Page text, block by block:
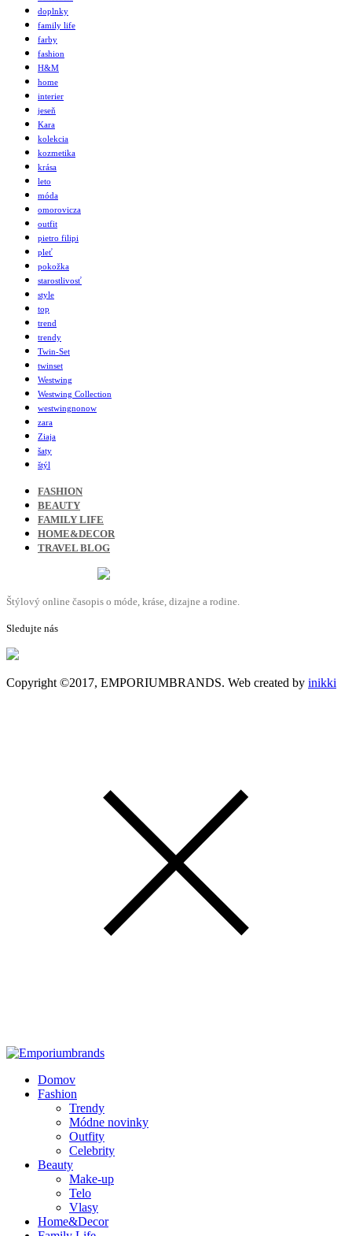
doplnky
family life
farby
fashion
H&M
home
interier
jeseň
Kara
kolekcia
kozmetika
krása
leto
móda
omorovicza
outfit
pietro filipi
pleť
pokožka
starostlivosť
style
top
trend
trendy
Twin-Set
twinset
Westwing
Westwing Collection
westwingnonow
zara
Ziaja
šaty
štýl
FASHION
BEAUTY
FAMILY LIFE
HOME&DECOR
TRAVEL BLOG
Štýlový online časopis o móde, kráse, dizajne a rodine.
Sledujte nás
Copyright ©2017, EMPORIUMBRANDS. Web created by inikki
Domov
Fashion
Trendy
Módne novinky
Outfity
Celebrity
Beauty
Make-up
Telo
Vlasy
Home&Decor